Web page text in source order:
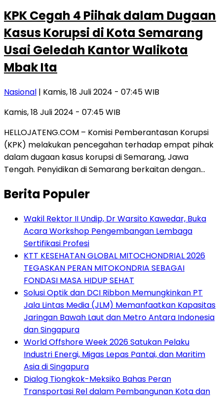
KPK Cegah 4 Piihak dalam Dugaan
Kasus Korupsi di Kota Semarang
Usai Geledah Kantor Walikota
Mbak Ita
Nasional | Kamis, 18 Juli 2024 - 07:45 WIB
Kamis, 18 Juli 2024 - 07:45 WIB
HELLOJATENG.COM – Komisi Pemberantasan Korupsi
(KPK) melakukan pencegahan terhadap empat pihak
dalam dugaan kasus korupsi di Semarang, Jawa
Tengah. Penyidikan di Semarang berkaitan dengan…
Berita Populer
Wakil Rektor II Undip, Dr Warsito Kawedar, Buka
Acara Workshop Pengembangan Lembaga
Sertifikasi Profesi
KTT KESEHATAN GLOBAL MITOCHONDRIAL 2026
TEGASKAN PERAN MITOKONDRIA SEBAGAI
FONDASI MASA HIDUP SEHAT
Solusi Optik dan DCI Ribbon Memungkinkan PT
Jala Lintas Media (JLM) Memanfaatkan Kapasitas
Jaringan Bawah Laut dan Metro Antara Indonesia
dan Singapura
World Offshore Week 2026 Satukan Pelaku
Industri Energi, Migas Lepas Pantai, dan Maritim
Asia di Singapura
Dialog Tiongkok-Meksiko Bahas Peran
Transportasi Rel dalam Pembangunan Kota dan